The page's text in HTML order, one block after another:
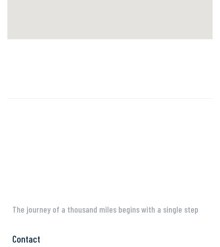
The journey of a thousand miles begins with a single step
Contact